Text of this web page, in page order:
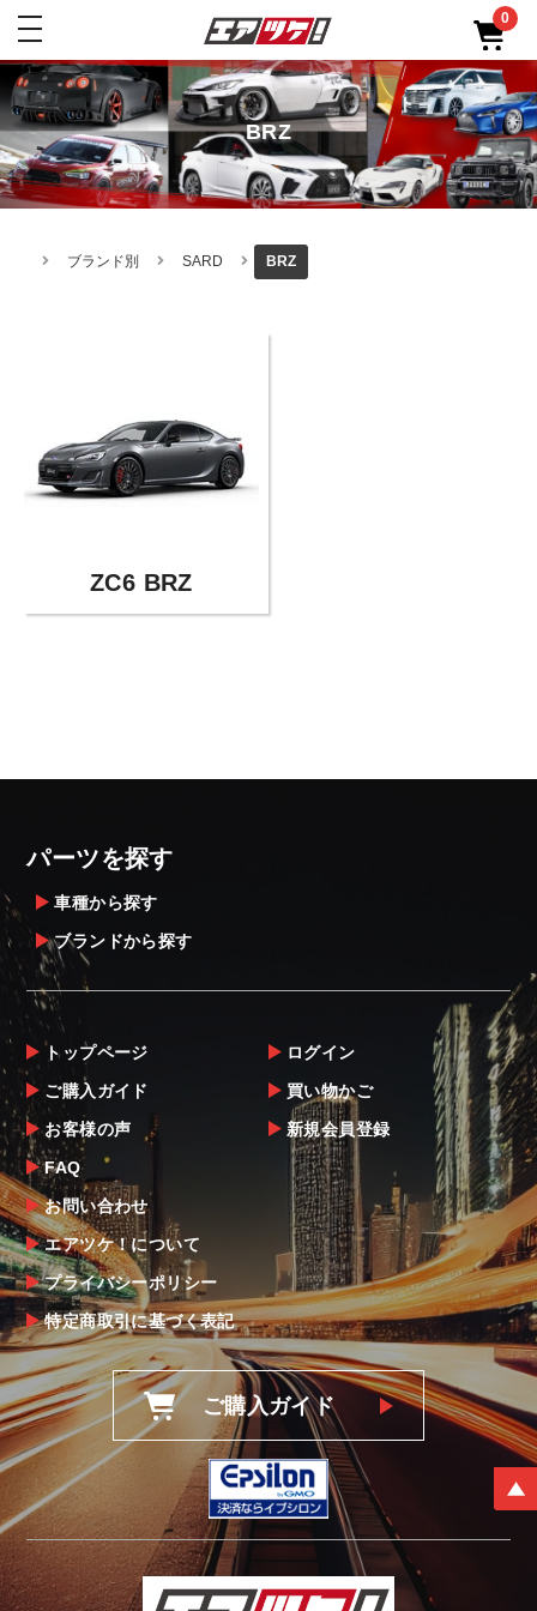
toggle
0
BRZ
ブランド別 SARD BRZ
ZC6 BRZ
パーツを探す
車種から探す
ブランドから探す
トップページ
ご購入ガイド
お客様の声
FAQ
お問い合わせ
エアツケ！について
プライバシーポリシー
特定商取引に基づく表記
ログイン
買い物かご
新規会員登録
ご購入ガイド